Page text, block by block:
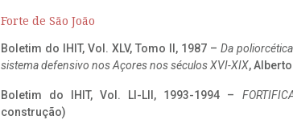
Forte de São João
Boletim do IHIT, Vol. XLV, Tomo II, 1987 – Da
sistema defensivo nos Açores nos séculos XVI-XIX,
Boletim do IHIT, Vol. LI-LII, 1993-1994 –
construção)